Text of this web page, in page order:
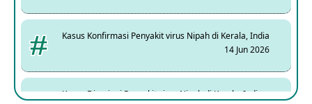
Kasus Konfirmasi Penyakit virus Nipah di Kerala, India
14 Jun 2026
Kasus Dicurigai Penyakit virus Nipah di Kerala, India